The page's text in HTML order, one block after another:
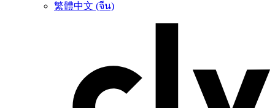
繁體中文 (จีน)